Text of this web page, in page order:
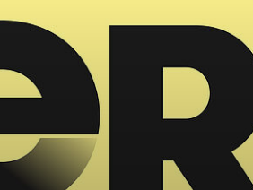
W
darmo przez
Czytaj więcej